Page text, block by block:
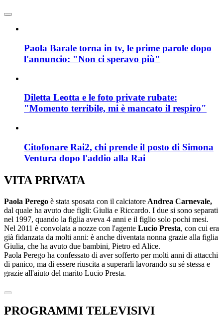
Paola Barale torna in tv, le prime parole dopo
l'annuncio: "Non ci speravo più"
Diletta Leotta e le foto private rubate:
"Momento terribile, mi è mancato il respiro"
Citofonare Rai2, chi prende il posto di Simona
Ventura dopo l'addio alla Rai
VITA PRIVATA
Paola Perego è stata sposata con il calciatore Andrea Carnevale,
dal quale ha avuto due figli: Giulia e Riccardo. I due si sono separati
nel 1997, quando la figlia aveva 4 anni e il figlio solo pochi mesi.
Nel 2011 è convolata a nozze con l'agente Lucio Presta, con cui era
già fidanzata da molti anni: è anche diventata nonna grazie alla figlia
Giulia, che ha avuto due bambini, Pietro ed Alice.
Paola Perego ha confessato di aver sofferto per molti anni di attacchi
di panico, ma di essere riuscita a superarli lavorando su sé stessa e
grazie all'aiuto del marito Lucio Presta.
PROGRAMMI TELEVISIVI